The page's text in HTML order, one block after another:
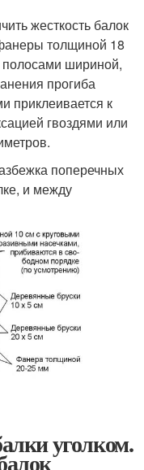
жесткость балок
толщиной 18
шириной,
прогиба
приклеивается к
гвоздями или
поперечных
и между
уголком.